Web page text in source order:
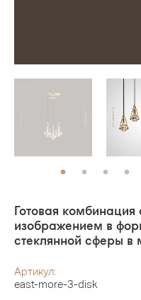
Готовая комбинация
изображением в
стеклянной сферы в
Артикул:
east-more-3-disk